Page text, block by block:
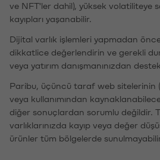
ve NFT'ler dahil), yüksek volatiliteye
kayıpları yaşanabilir.
Dijital varlık işlemleri yapmadan
dikkatlice değerlendirin ve gerekli
veya yatırım danışmanınızdan destek
Paribu, üçüncü taraf web sitelerinin
veya kullanımından
diğer sonuçlardan sorumlu değildir.
varlıklarınızda kayıp veya değer
ürünler tüm bölgelerde